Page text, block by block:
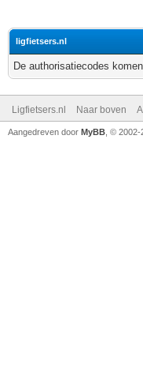
ligfietsers.nl
De authorisatiecodes
Ligfietsers.nl Naar boven
Aangedreven door MyBB , ©